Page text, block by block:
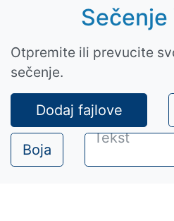
Sečenje
Otpremite ili prevucite
sečenje.
Dodaj fajlove
Boja